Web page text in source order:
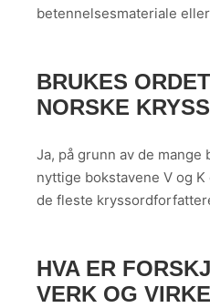
betennelsesmateriale
BRUKES
NORSKE
Ja, på grunn av de mange
nyttige bokstavene V og
de fleste
HVA ER
VERK OG